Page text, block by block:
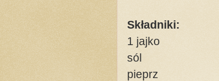
Składniki:
1 jajko
sól
pieprz